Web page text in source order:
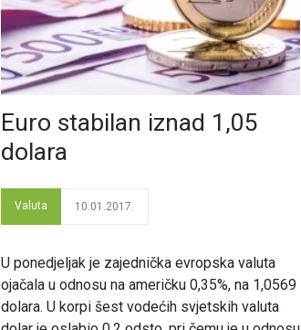
Euro stabilan iznad 1,05
dolara
Valuta 10.01.2017.
U ponedjeljak je zajednička evropska valuta
ojačala u odnosu na američku 0,35%, na 1,0569
dolara. U korpi šest vodećih svjetskih valuta